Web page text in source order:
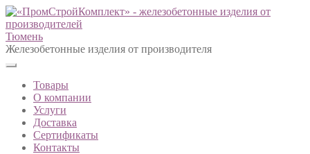
Тюмень
Железобетонные изделия от производителя
Товары
О компании
Услуги
Доставка
Сертификаты
Контакты